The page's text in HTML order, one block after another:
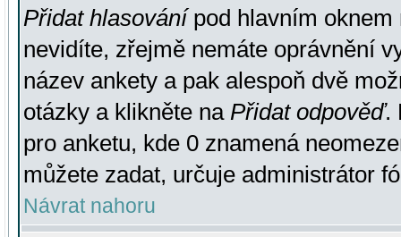
Přidat hlasovánípod hlavním oknem
nevidíte, zřejmě nemáte oprávnění
název ankety a pak alespoň dvě
otázky a klikněte na Přidat odpověď.
pro anketu, kde 0 znamená
můžete zadat, určuje administrátor
Návrat nahoru